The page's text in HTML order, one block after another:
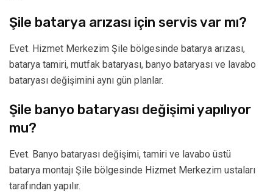
Şile batarya arızası için servis var mı?
Evet. Hizmet Merkezim Şile bölgesinde batarya arızası,
batarya tamiri, mutfak bataryası, banyo bataryası ve lavabo
bataryası değişimini aynı gün planlar.
Şile banyo bataryası değişimi yapılıyor
mu?
Evet. Banyo bataryası değişimi, tamiri ve lavabo üstü
batarya montajı Şile bölgesinde Hizmet Merkezim ustaları
tarafından yapılır.